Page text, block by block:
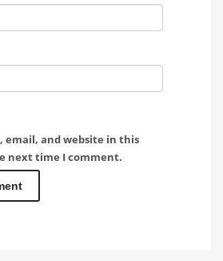
email, and website in this
next time I comment.